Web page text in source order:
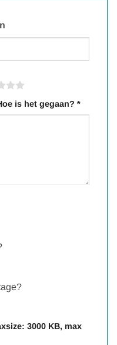
is het gegaan? *
3000 KB, max